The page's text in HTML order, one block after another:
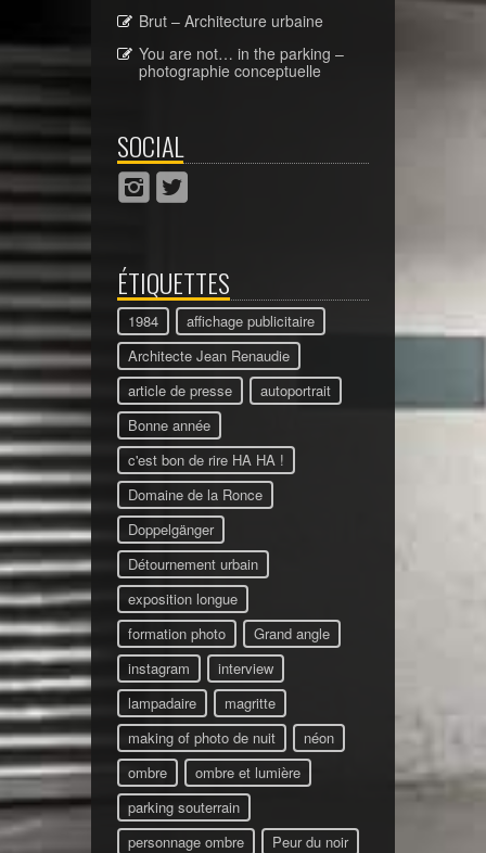
Brut – Architecture urbaine
You are not… in the parking –
photographie conceptuelle
SOCIAL
ÉTIQUETTES
1984
affichage publicitaire
Architecte Jean Renaudie
article de presse
autoportrait
Bonne année
c'est bon de rire HA HA !
Domaine de la Ronce
Doppelgänger
Détournement urbain
exposition longue
formation photo
Grand angle
instagram
interview
lampadaire
magritte
making of photo de nuit
néon
ombre
ombre et lumière
parking souterrain
personnage ombre
Peur du noir